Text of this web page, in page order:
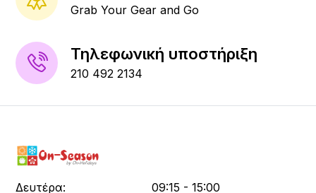
Grab Your Gear and Go
Τηλεφωνική υποστήριξη
210 492 2134
Δευτέρα:
09:15 - 15:00